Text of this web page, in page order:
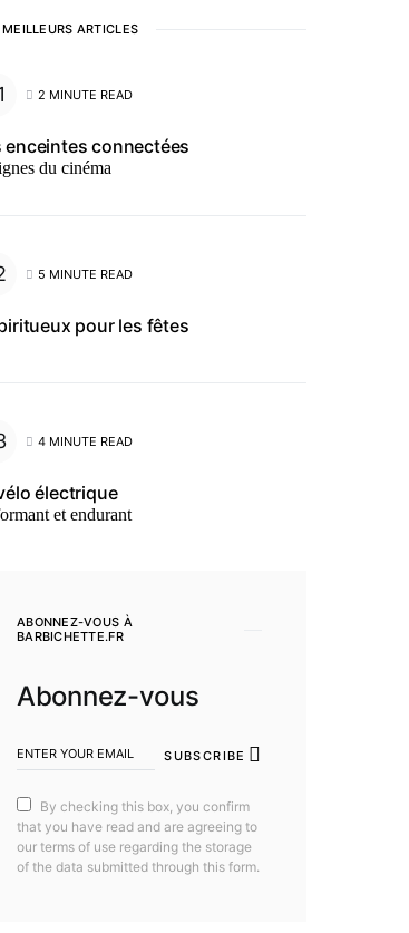
ARTICLES
2 MINUTE READ
enceintes connectées
du cinéma
5 MINUTE READ
pour les fêtes
4 MINUTE READ
électrique
et endurant
ABONNEZ-VOUS À
BARBICHETTE.FR
Abonnez-vous
SUBSCRIBE
By checking this box, you confirm
that you have read and are agreeing to
our terms of use regarding the storage
of the data submitted through this form.